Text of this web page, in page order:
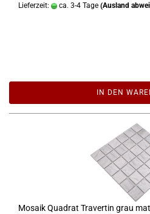
Lieferzeit:
ca. 3-4 Tage (Ausland
IN DEN
Mosaik Quadrat Travertin grau